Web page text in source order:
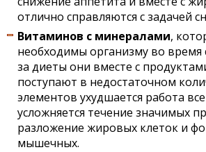
отлично справляются с задачей
Витаминов с минералами,
необходимы организму во время
за диеты они вместе с
поступают в недостаточном
элементов ухудшается работа
усложняется течение значимых
разложение жировых клеток и
мышечных.